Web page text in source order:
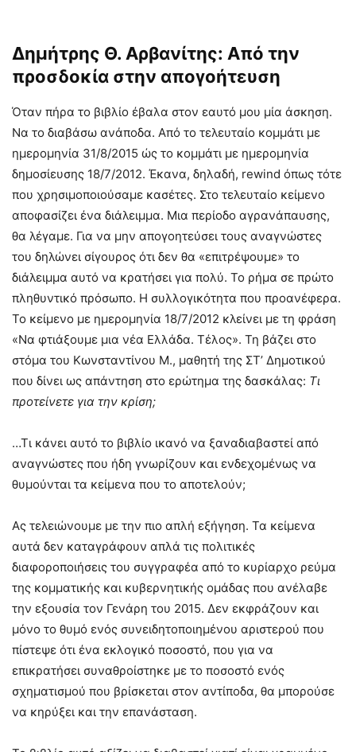
∆ημήτρης Θ. Αρβανίτης: Από την
προσδοκία στην απογοήτευση
Όταν πήρα το βιβλίο έβαλα στον εαυτό μου μία άσκηση.
Να το διαβάσω ανάποδα. Από το τελευταίο κομμάτι με
ημερομηνία 31/8/2015 ώς το κομμάτι με ημερομηνία
δημοσίευσης 18/7/2012. Έκανα, δηλαδή, rewind όπως τότε
που χρησιμοποιούσαμε κασέτες. Στο τελευταίο κείμενο
αποφασίζει ένα διάλειμμα. Μια περίοδο αγρανάπαυσης,
θα λέγαμε. Για να μην απογοητεύσει τους αναγνώστες
του δηλώνει σίγουρος ότι δεν θα «επιτρέψουμε» το
διάλειμμα αυτό να κρατήσει για πολύ. Το ρήμα σε πρώτο
πληθυντικό πρόσωπο. Η συλλογικότητα που προανέφερα.
Το κείμενο με ημερομηνία 18/7/2012 κλείνει με τη φράση
«Να φτιάξουμε μια νέα Ελλάδα. Τέλος». Τη βάζει στο
στόμα του Κωνσταντίνου Μ., μαθητή της ΣΤ’ ∆ημοτικού
που δίνει ως απάντηση στο ερώτημα της δασκάλας: Τι
προτείνετε για την κρίση;
…Τι κάνει αυτό το βιβλίο ικανό να ξαναδιαβαστεί από
αναγνώστες που ήδη γνωρίζουν και ενδεχομένως να
θυμούνται τα κείμενα που το αποτελούν;
Ας τελειώνουμε με την πιο απλή εξήγηση. Τα κείμενα
αυτά δεν καταγράφουν απλά τις πολιτικές
διαφοροποιήσεις του συγγραφέα από το κυρίαρχο ρεύμα
της κομματικής και κυβερνητικής ομάδας που ανέλαβε
την εξουσία τον Γενάρη του 2015. Δεν εκφράζουν και
μόνο το θυμό ενός συνειδητοποιημένου αριστερού που
πίστεψε ότι ένα εκλογικό ποσοστό, που για να
επικρατήσει συναθροίστηκε με το ποσοστό ενός
σχηματισμού που βρίσκεται στον αντίποδα, θα μπορούσε
να κηρύξει και την επανάσταση.